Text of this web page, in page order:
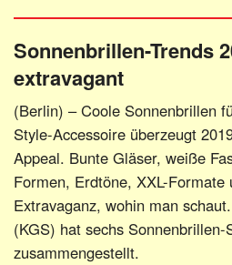
Sonnenbrillen-Trends
extravagant
(Berlin) – Coole Sonnenbrillen
Style-Accessoire überzeugt
Appeal. Bunte Gläser, weiße
Formen, Erdtöne, XXL-
Extravaganz, wohin man
(KGS) hat sechs
zusammengestellt.